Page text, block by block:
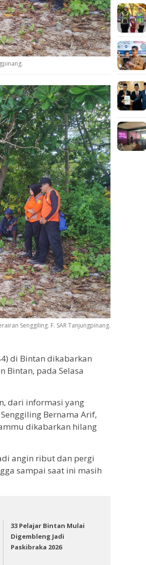
Senggiling. F. SAR Tanjungpinang.
di Bintan dikabarkan
Bintan, pada Selasa
dari informasi yang
Bernama Arif,
dikabarkan hilang
angin ribut dan pergi
sampai saat ini masih
33 Pelajar Bintan Mulai
Digembleng Jadi
Paskibraka 2026